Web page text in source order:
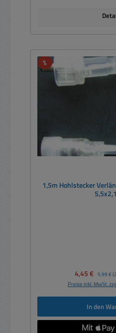
%Rabatt
1,5m Hohlstecker
Verkaufspreis:
4,45 € 5,99 €
Preise inkl. MwSt.
In den